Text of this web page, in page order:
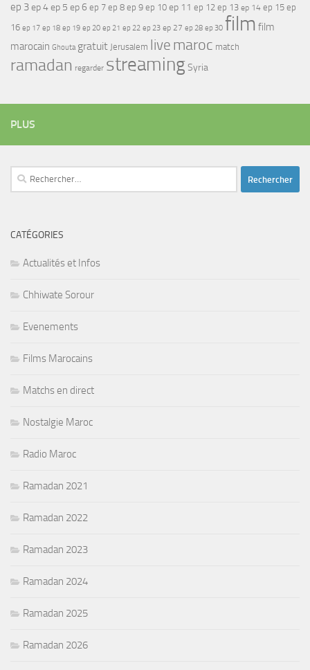
ep 3ep 4ep 5 ep 6 ep 7 ep 8 ep 9 ep 10 ep 11 ep 12 ep 13 ep 14 ep 15 ep
16 ep 17 ep 18 ep 19 ep 20 ep 21 ep 22 ep 23 ep 27 ep 28 ep 30 film film
marocain Ghouta gratuit Jerusalem live maroc match
ramadan regarder streamingSyria
PLUS
Rechercher :
CATÉGORIES
Actualités et Infos
Chhiwate Sorour
Evenements
Films Marocains
Matchs en direct
Nostalgie Maroc
Radio Maroc
Ramadan 2021
Ramadan 2022
Ramadan 2023
Ramadan 2024
Ramadan 2025
Ramadan 2026